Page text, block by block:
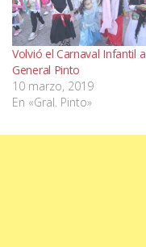
Volvió el Carnaval Infantil a
General Pinto
10 marzo, 2019
En «Gral. Pinto»